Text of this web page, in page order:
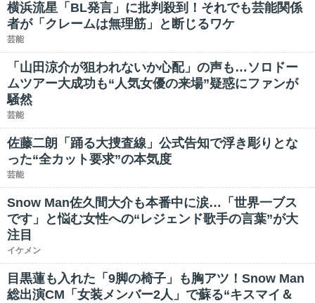
横浜流星「BL発言」に批判殺到！それでも芸能関係
者が「クレームは無理筋」と断じるワケ
芸能
「山田涼介が狙われないか心配」の声も…ソロドー
ムツアー大成功も“人気女優の来場”疑惑にファンが
騒然
芸能
佐藤二朗「踊る大捜査線」公式告知で浮き彫りとな
った“全カット要求”の本気度
芸能
Snow Man佐久間大介も本番中に涙…「世界一ブス
です」と悩む女性への“レジェンド歌手の言葉”が大
注目
イケメン
目黒蓮も入れた「9脚の椅子」も胸アツ！Snow Man
総出演CM「女装メンバー2人」で蘇る“キスマイ＆